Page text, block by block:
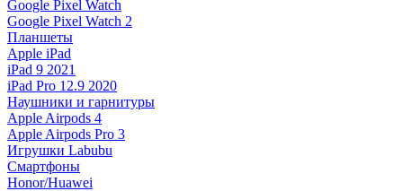
Google Pixel Watch
Google Pixel Watch 2
Планшеты
Apple iPad
iPad 9 2021
iPad Pro 12.9 2020
Наушники и гарнитуры
Apple Airpods 4
Apple Airpods Pro 3
Игрушки Labubu
Смартфоны
Honor/Huawei